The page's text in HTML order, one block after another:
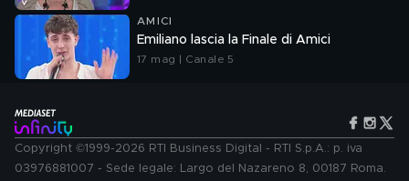
AMICI
Emiliano lascia la Finale di Amici
17 mag | Canale 5
Copyright ©1999-2026 RTI Business Digital - RTI S.p.A.: p. iva
03976881007 - Sede legale: Largo del Nazareno 8, 00187 Roma.